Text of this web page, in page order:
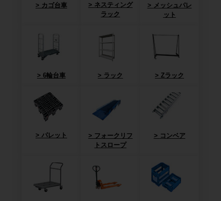
カゴ台車
ネスティング
ラック
メッシュパレ
ット
6輪台車 ラック Zラック
パレット
フォークリフ
トスロープ
コンベア